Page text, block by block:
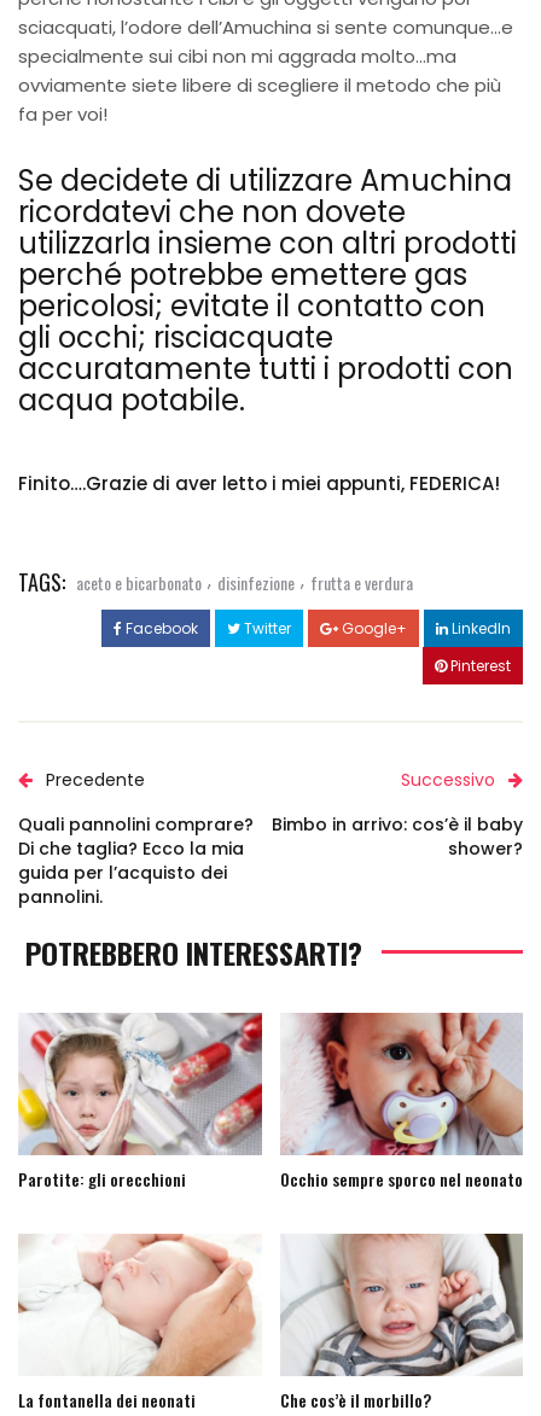
sciacquati, l’odore dell’Amuchina si sente comunque…e
specialmente sui cibi non mi aggrada molto…ma
ovviamente siete libere di scegliere il metodo che più
fa per voi!
Se decidete di utilizzare Amuchina
ricordatevi che non dovete
utilizzarla insieme con altri prodotti
perché potrebbe emettere gas
pericolosi; evitate il contatto con
gli occhi; risciacquate
accuratamente tutti i prodotti con
acqua potabile.
Finito….Grazie di aver letto i miei appunti, FEDERICA!
TAGS: aceto e bicarbonato , disinfezione , frutta e verdura
Facebook Twitter Google+
LinkedIn
Pinterest
Precedente
Quali pannolini comprare?
Di che taglia? Ecco la mia
guida per l’acquisto dei
pannolini.
Successivo
Bimbo in arrivo: cos’è il baby
shower?
POTREBBERO INTERESSARTI?
Parotite: gli orecchioni Occhio sempre sporco nel neonato
La fontanella dei neonati Che cos’è il morbillo?